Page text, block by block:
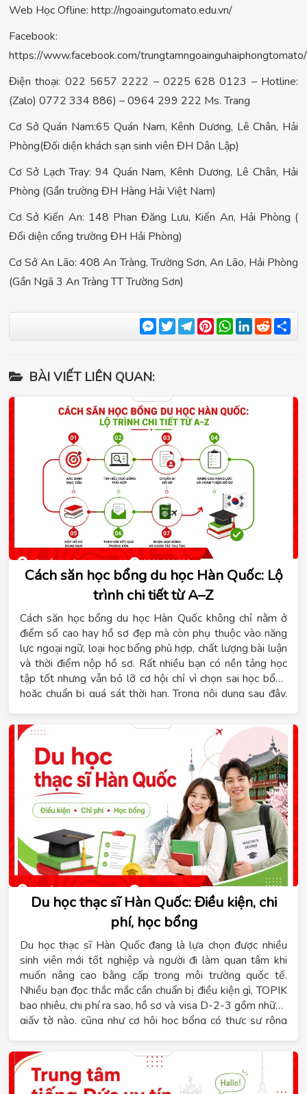
Web Học Ofline: http://ngoaingutomato.edu.vn/
Facebook:
https://www.facebook.com/trungtamngoainguhaiphongtomato/
Điện thoại: 022 5657 2222 – 0225 628 0123 – Hotline:
(Zalo) 0772 334 886) – 0964 299 222 Ms. Trang
Cơ Sở Quán Nam:65 Quán Nam, Kênh Dương, Lê Chân, Hải
Phòng(Đối diện khách sạn sinh viên ĐH Dân Lập)
Cơ Sở Lạch Tray: 94 Quán Nam, Kênh Dương, Lê Chân, Hải
Phòng (Gần trường ĐH Hàng Hải Việt Nam)
Cơ Sở Kiến An: 148 Phan Đăng Lưu, Kiến An, Hải Phòng (
Đối diện cổng trường ĐH Hải Phòng)
Cơ Sở An Lão: 408 An Tràng, Trường Sơn, An Lão, Hải Phòng
(Gần Ngã 3 An Tràng TT Trường Sơn)
Messenger
TwitterTelegram
Pinterest
WhatsApp
LinkedIn
Reddit
BÀI VIẾT LIÊN QUAN:
Cách săn học bổng du học Hàn Quốc: Lộ
trình chi tiết từ A–Z
Cách săn học bổng du học Hàn Quốc không chỉ nằm ở
điểm số cao hay hồ sơ đẹp mà còn phụ thuộc vào năng
lực ngoại ngữ, loại học bổng phù hợp, chất lượng bài luận
và thời điểm nộp hồ sơ. Rất nhiều bạn có nền tảng học
tập tốt nhưng vẫn bỏ lỡ cơ hội chỉ vì chọn sai học bổng
hoặc chuẩn bị quá sát thời hạn. Trong nội dung sau đây,
học bổng, điều kiện cần đáp ứng, lộ trình chuẩn bị theo
từng giai đoạn, cách hoàn thiện hồ sơ, kinh nghiệm phỏng
vấn và những lỗi thường gặp cần tránh để tăng cơ hội
được cấp học bổng.
Du học thạc sĩ Hàn Quốc: Điều kiện, chi
phí, học bổng
Du học thạc sĩ Hàn Quốc đang là lựa chọn được nhiều
sinh viên mới tốt nghiệp và người đi làm quan tâm khi
muốn nâng cao bằng cấp trong môi trường quốc tế.
Nhiều bạn đọc thắc mắc cần chuẩn bị điều kiện gì, TOPIK
bao nhiêu, chi phí ra sao, hồ sơ và visa D-2-3 gồm những
giấy tờ nào, cũng như cơ hội học bổng có thực sự rộng
đầy đủ những thông tin này để bạn có cái nhìn rõ ràng
trước khi xây dựng lộ trình phù hợp với năng lực học tập
và ngân sách cá nhân.